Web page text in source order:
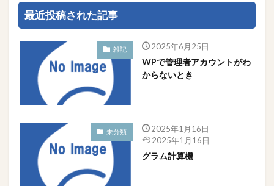
最近投稿された記事
雑記 2025年6月25日
WPで管理者アカウントがわ
からないとき
未分類
2025年1月16日
2025年1月16日
グラム計算機